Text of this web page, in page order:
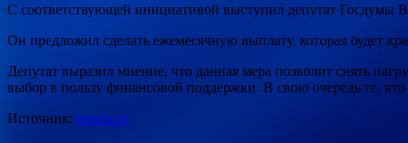
С соответствующей инициативой выступил депутат Госдумы
Он предложил сделать ежемесячную выплату, которая будет
Депутат выразил мнение, что данная мера позволит снять
выбор в пользу финансовой поддержки. В свою очередь те,
Источник: gazeta.ru